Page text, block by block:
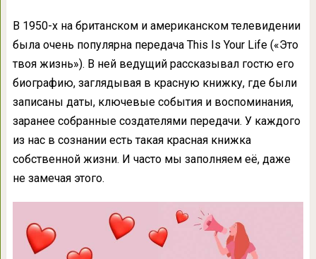
В 1950-х на британском и американском телевидении
была очень популярна передача This Is Your Life («Это
твоя жизнь»). В ней ведущий рассказывал гостю его
биографию, заглядывая в красную книжку, где были
записаны даты, ключевые события и воспоминания,
заранее собранные создателями передачи. У каждого
из нас в сознании есть такая красная книжка
собственной жизни. И часто мы заполняем её, даже
не замечая этого.